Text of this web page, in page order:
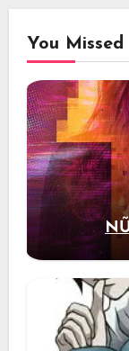
You Missed